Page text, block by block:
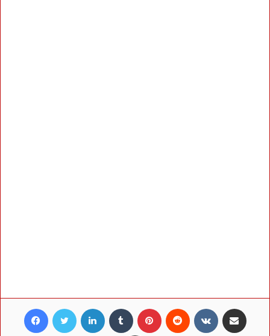
Facebook Twitter LinkedIn Tumblr Pinterest Reddit VKontakte